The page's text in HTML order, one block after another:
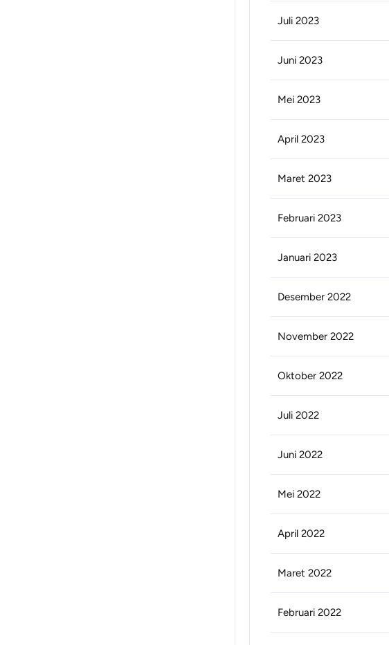
Juli 2023
Juni 2023
Mei 2023
April 2023
Maret 2023
Februari 2023
Januari 2023
Desember 2022
November 2022
Oktober 2022
Juli 2022
Juni 2022
Mei 2022
April 2022
Maret 2022
Februari 2022